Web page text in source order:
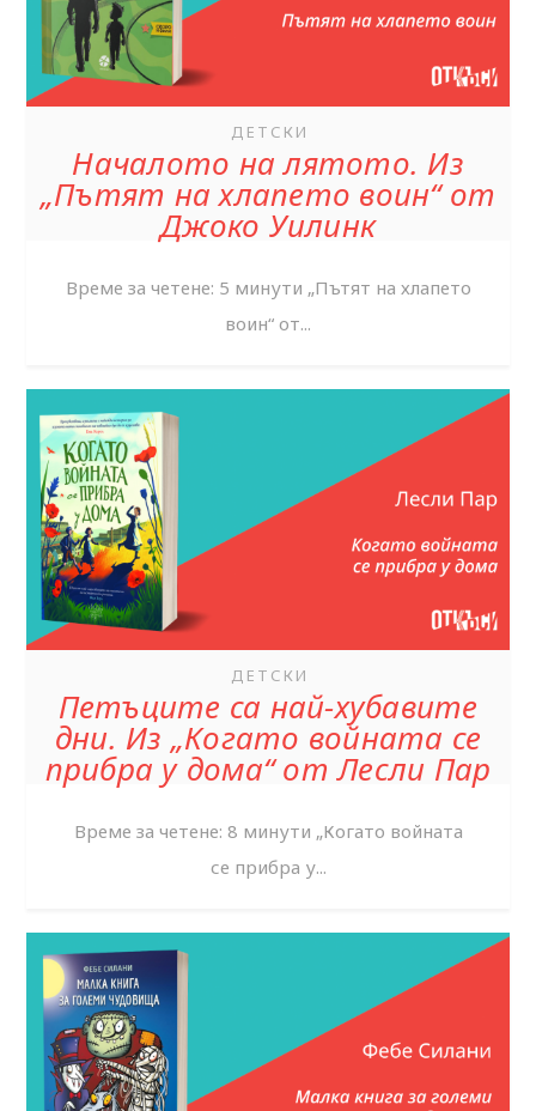
ДЕТСКИ
Началото на лятото. Из
„Пътят на хлапето воин“ от
Джоко Уилинк
Време за четене: 5 минути „Пътят на хлапето
воин“ от...
ДЕТСКИ
Петъците са най-хубавите
дни. Из „Когато войната се
прибра у дома“ от Лесли Пар
Време за четене: 8 минути „Когато войната
се прибра у...